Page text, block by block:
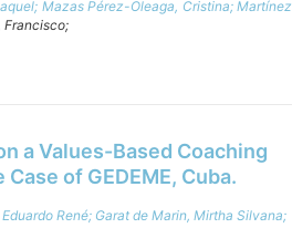
Mazas Pérez-Oleaga, Cristina;Martínez
a Values-Based Coaching
of GEDEME, Cuba.
René; Garat de Marin, Mirtha Silvana;